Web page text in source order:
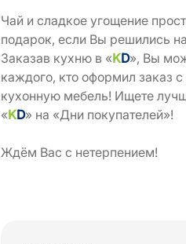
Чай и сладкое угощение
подарок, если Вы решились
Заказав кухню в «KD», Вы
каждого, кто оформил заказ
кухонную мебель! Ищете
«KD» на «Дни покупателей»!
Ждём Вас с нетерпением!